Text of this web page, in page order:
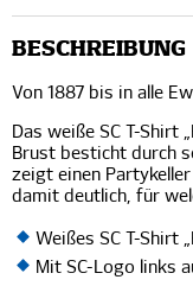
BESCHREIBUNG
Von 1887 bis in alle
Das weiße SC T-Shirt
Brust besticht durch
zeigt einen
damit deutlich, für
Weißes SC T-Shirt
Mit SC-Logo links